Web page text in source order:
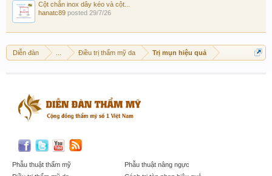
Cột chắn inox dây kéo và cột...
hanatc89 posted 29/7/26
Diễn đàn Điều trị thẩm mỹ da Trị mụn hiệu quả
Phẫu thuật thẩm mỹ
Phẫu thuật nâng ngực